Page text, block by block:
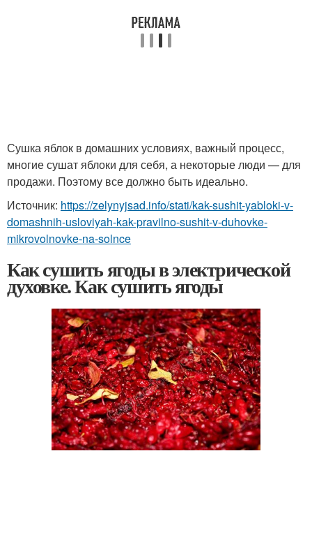
Сушка яблок в домашних условиях, важный процесс,
многие сушат яблоки для себя, а некоторые люди — для
продажи. Поэтому все должно быть идеально.
Источник: https://zelynyjsad.info/stati/kak-sushit-yabloki-v-
domashnih-usloviyah-kak-pravilno-sushit-v-duhovke-
mikrovolnovke-na-solnce
Как сушить ягоды в электрической
духовке. Как сушить ягоды